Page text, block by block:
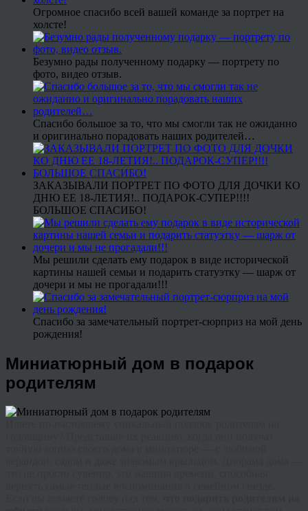
Огромное спасибо всей вашей команде за портрет на
холсте!
Безумно рады полученному подарку — портрету по
фото, видео отзыв.
Спасибо большое за то, что мы смогли так не ожиданно
и оригинально порадовать наших родителей…
ЗАКАЗЫВАЛИ ПОРТРЕТ ПО ФОТО ДЛЯ ДОЧКИ КО
ДНЮ ЕЕ 18-ЛЕТИЯ!.. ПОДАРОК-СУПЕР!!!!
БОЛЬШОЕ СПАСИБО!
Мы решили сделать ему подарок в виде исторической
картины нашей семьи и подарить статуэтку — шарж от
дочери и мы не прогадали!!!
Спасибо за замечательный портрет-сюрприз на мой день
рождения!
Миниатюрный дом в подарок
родителям